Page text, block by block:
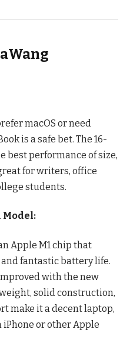
macOS or need
is a safe bet. The 16-
best performance of size,
for writers, office
students.
Model:
Apple M1 chip that
fantastic battery life.
with the new
solid construction,
make it a decent laptop,
iPhone or other Apple